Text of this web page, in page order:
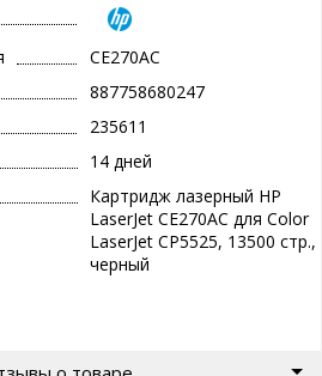
CE270AC
887758680247
235611
14 дней
Картридж лазерный HP
LaserJet CE270AC для Color
LaserJet CP5525, 13500 стр.,
черный